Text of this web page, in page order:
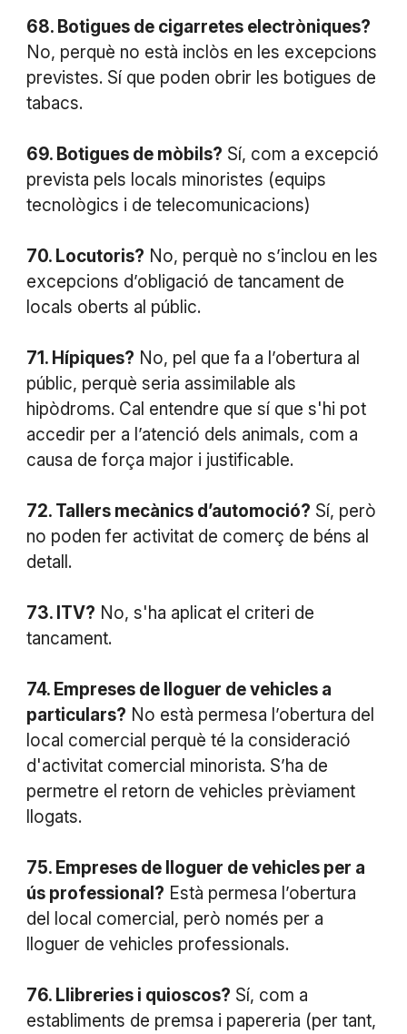
68. Botigues de cigarretes electròniques?
No, perquè no està inclòs en les excepcions
previstes. Sí que poden obrir les botigues de
tabacs.
69. Botigues de mòbils? Sí, com a excepció
prevista pels locals minoristes (equips
tecnològics i de telecomunicacions)
70. Locutoris? No, perquè no s’inclou en les
excepcions d’obligació de tancament de
locals oberts al públic.
71. Hípiques? No, pel que fa a l’obertura al
públic, perquè seria assimilable als
hipòdroms. Cal entendre que sí que s'hi pot
accedir per a l’atenció dels animals, com a
causa de força major i justificable.
72. Tallers mecànics d’automoció? Sí, però
no poden fer activitat de comerç de béns al
detall.
73. ITV? No, s'ha aplicat el criteri de
tancament.
74. Empreses de lloguer de vehicles a
particulars? No està permesa l’obertura del
local comercial perquè té la consideració
d'activitat comercial minorista. S’ha de
permetre el retorn de vehicles prèviament
llogats.
75. Empreses de lloguer de vehicles per a
ús professional? Està permesa l’obertura
del local comercial, però només per a
lloguer de vehicles professionals.
76. Llibreries i quioscos? Sí, com a
establiments de premsa i papereria (per tant,